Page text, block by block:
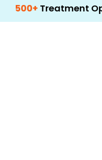
Treatment Options